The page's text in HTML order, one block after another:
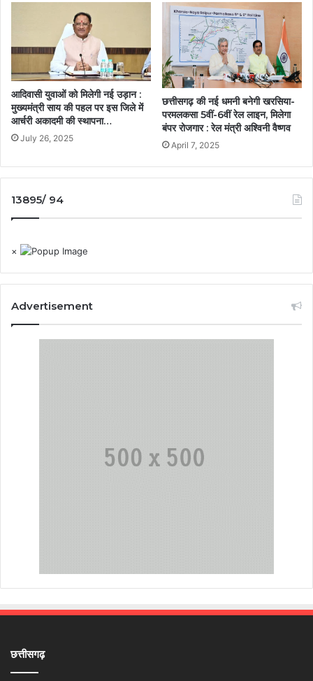
आदिवासी युवाओं को मिलेगी नई उड़ान :
मुख्यमंत्री साय की पहल पर इस जिले में
आर्चरी अकादमी की स्थापना…
July 26, 2025
छत्तीसगढ़ की नई धमनी बनेगी खरसिया-
परमलकसा 5वीं-6वीं रेल लाइन, मिलेगा
बंपर रोजगार : रेल मंत्री अश्विनी वैष्णव
April 7, 2025
13895/ 94
×
Advertisement
छत्तीसगढ़